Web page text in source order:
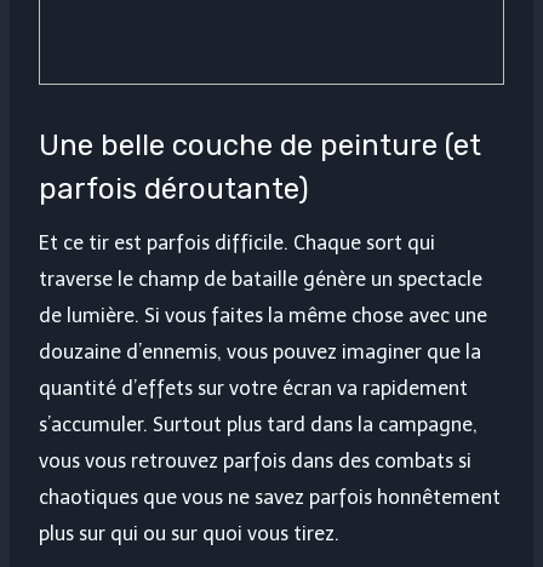
Une belle couche de peinture (et
parfois déroutante)
Et ce tir est parfois difficile. Chaque sort qui
traverse le champ de bataille génère un spectacle
de lumière. Si vous faites la même chose avec une
douzaine d’ennemis, vous pouvez imaginer que la
quantité d’effets sur votre écran va rapidement
s’accumuler. Surtout plus tard dans la campagne,
vous vous retrouvez parfois dans des combats si
chaotiques que vous ne savez parfois honnêtement
plus sur qui ou sur quoi vous tirez.